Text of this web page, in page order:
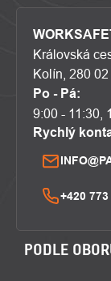
Královská
Kolín, 280 02
Po - Pá:
9:00 - 11:30,
Rychlý
+420
PODLE